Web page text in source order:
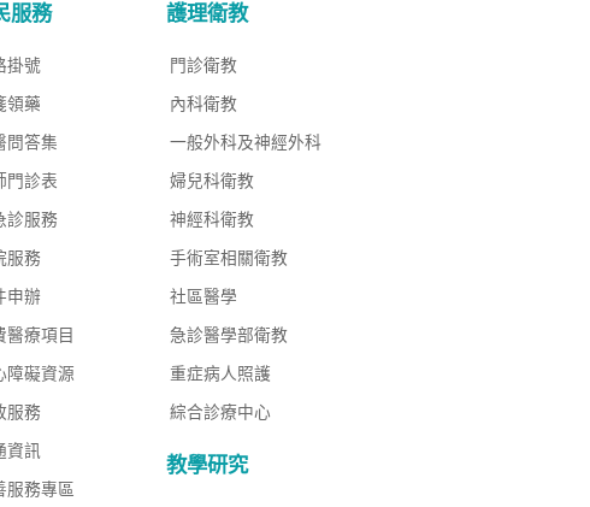
服務
掛號
領藥
問答集
門診表
診服務
服務
申辦
醫療項目
障礙資源
服務
資訊
服務專區
護理衛教
門診衛教
內科衛教
一般外科及神經外科
婦兒科衛教
神經科衛教
手術室相關衛教
社區醫學
急診醫學部衛教
重症病人照護
綜合診療中心
教學研究